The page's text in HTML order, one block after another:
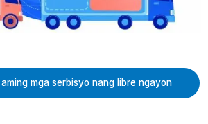
mga serbisyo nang libre ngayon